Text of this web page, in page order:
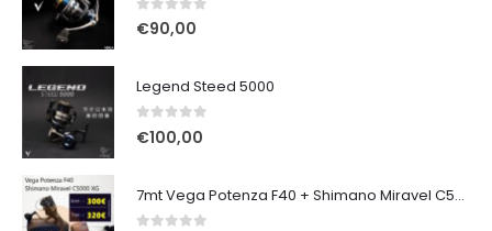
0out of 5
€90,00
Legend Steed 5000
0out of 5
€100,00
7mt Vega Potenza F40 + Shimano Miravel C5000 XG